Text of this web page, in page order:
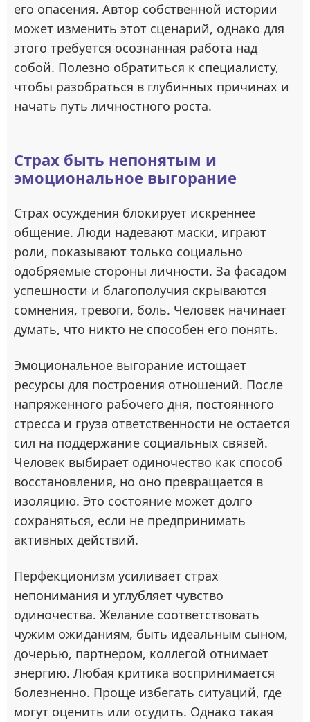
его опасения. Автор собственной истории
может изменить этот сценарий, однако для
этого требуется осознанная работа над
собой. Полезно обратиться к специалисту,
чтобы разобраться в глубинных причинах и
начать путь личностного роста.
Страх быть непонятым и
эмоциональное выгорание
Страх осуждения блокирует искреннее
общение. Люди надевают маски, играют
роли, показывают только социально
одобряемые стороны личности. За фасадом
успешности и благополучия скрываются
сомнения, тревоги, боль. Человек начинает
думать, что никто не способен его понять.
Эмоциональное выгорание истощает
ресурсы для построения отношений. После
напряженного рабочего дня, постоянного
стресса и груза ответственности не остается
сил на поддержание социальных связей.
Человек выбирает одиночество как способ
восстановления, но оно превращается в
изоляцию. Это состояние может долго
сохраняться, если не предпринимать
активных действий.
Перфекционизм усиливает страх
непонимания и углубляет чувство
одиночества. Желание соответствовать
чужим ожиданиям, быть идеальным сыном,
дочерью, партнером, коллегой отнимает
энергию. Любая критика воспринимается
болезненно. Проще избегать ситуаций, где
могут оценить или осудить. Однако такая